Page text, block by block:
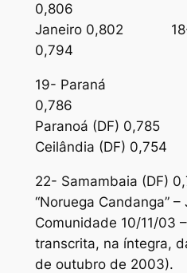
0,806 17-
Janeiro 0,802 18-
0,794
19- Paraná
Paranoá (DF)
Ceilândia (DF) 0,754
22- Samambaia (DF)
“Noruega Candanga” –
Comunidade 10/11/03
transcrita, na íntegra,
de outubro de 2003).